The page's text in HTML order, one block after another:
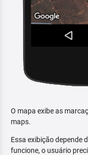
O mapa exibe as
maps.
Essa exibição depende
funcione, o usuário